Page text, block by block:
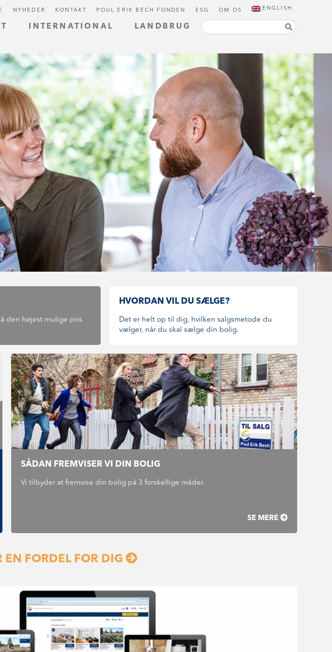
INTERNATIONAL LANDBRUG
NYHEDER KONTAKT POUL ERIK BECH FONDEN ESG OM OS ENGLISH
den højest mulige pris
HVORDAN VIL DU SÆLGE?
Det er helt op til dig, hvilken salgsmetode du
vælger, når du skal sælge din bolig.
SÅDAN FREMVISER VI DIN BOLIG
Vi tilbyder at fremvise din bolig på 3 forskellige måder.
SE MERE
EN FORDEL FOR DIG